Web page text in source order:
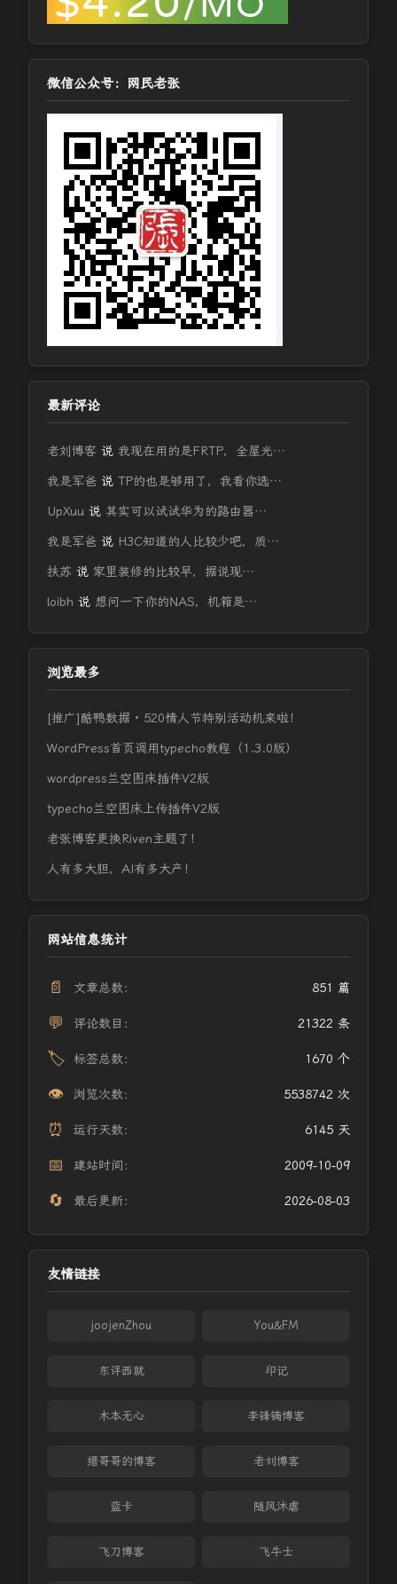
微信公众号：网民老张
最新评论
老刘博客 说 我现在用的是FRTP，全屋光…
我是军爸 说 TP的也是够用了，我看你选…
UpXuu 说 其实可以试试华为的路由器…
我是军爸 说 H3C知道的人比较少吧，质…
扶苏 说 家里装修的比较早，据说现…
loibh 说 想问一下你的NAS，机箱是…
浏览最多
[推广]酷鸭数据 · 520情人节特别活动机来啦！
WordPress首页调用typecho教程（1.3.0版）
wordpress兰空图床插件V2版
typecho兰空图床上传插件V2版
老张博客更换Riven主题了！
人有多大胆，AI有多大产！
网站信息统计
📄 文章总数： 851 篇
💬 评论数目： 21322 条
🏷️ 标签总数： 1670 个
👁️ 浏览次数： 5538742 次
⏰ 运行天数： 6145 天
📅 建站时间： 2009-10-09
🔄 最后更新： 2026-08-03
友情链接
joojenZhou You&FM
东评西就 印记
木本无心 李锋镝博客
缙哥哥的博客 老刘博客
蓝卡 随风沐虐
飞刀博客 飞牛士